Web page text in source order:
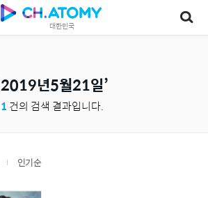
대한민국
2019년5월21일
1 건의 검색 결과입니다.
인기순